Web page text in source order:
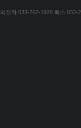
전화 033-262-1920 팩스 033-